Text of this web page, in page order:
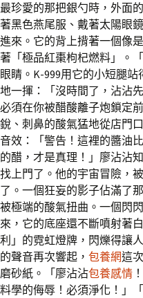
最珍愛的那把銀勺時，外面
著黑色燕尾服、戴著太陽眼
進來。它的背上揹著一個像
著「極品紅棗枸杞燃料」。
眼睛。K-999用它的小短腿
地一揮：「沒時間了，沾沾
必須在你被醋酸離子炮鎖定
銳、刺鼻的酸氣猛地從店門
音效：「警告！這裡的醬油
的醋，才是真理！」廖沾沾
找上門了。他的宇宙冒險，
了。一個狂妄的影子佔滿了
被極端的酸氣扭曲。一個閃
來，它的底座還不斷噴射著
利」的霓虹燈牌，閃爍得讓
的聲音再次響起， 包養網這
磨砂紙。「廖沾沾包養感情
料學的侮辱！必須淨化！」